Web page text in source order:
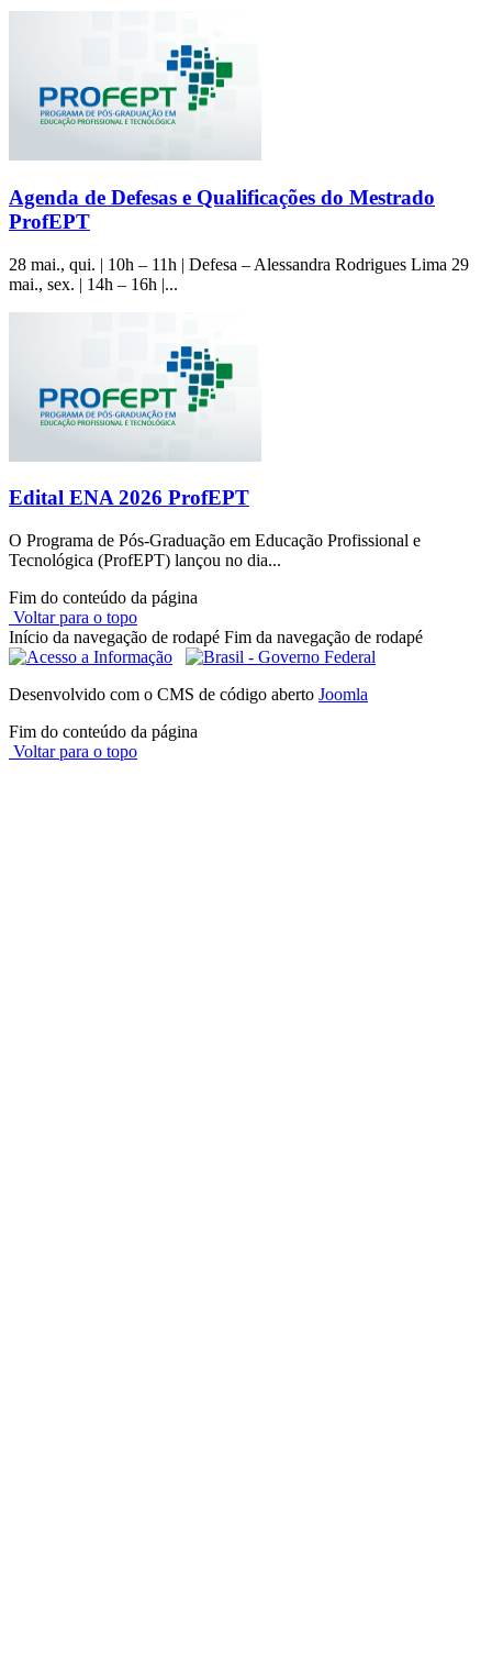
Agenda de Defesas e Qualificações do Mestrado
ProfEPT
28 mai., qui. | 10h – 11h | Defesa – Alessandra Rodrigues Lima 29
mai., sex. | 14h – 16h |...
Edital ENA 2026 ProfEPT
O Programa de Pós-Graduação em Educação Profissional e
Tecnológica (ProfEPT) lançou no dia...
Fim do conteúdo da página
Voltar para o topo
Início da navegação de rodapé Fim da navegação de rodapé
Desenvolvido com o CMS de código aberto Joomla
Fim do conteúdo da página
Voltar para o topo